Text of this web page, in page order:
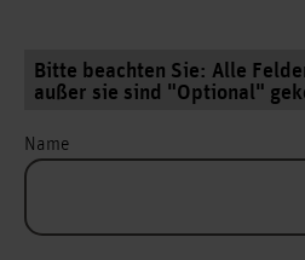
Bitte beachten Sie: Alle
außer sie sind "Optional"
Name